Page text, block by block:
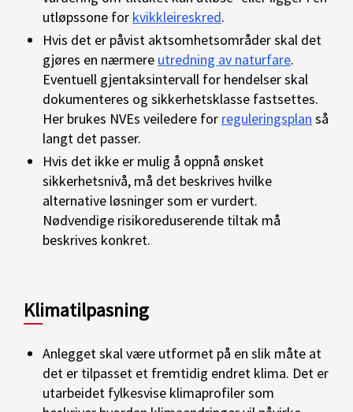
utløpssone for kvikkleireskred.
Hvis det er påvist aktsomhetsområder skal det
gjøres en nærmere utredning av naturfare.
Eventuell gjentaksintervall for hendelserskal
dokumenteres og sikkerhetsklasse fastsettes.
Her brukes NVEs veiledere for reguleringsplan så
langt det passer.
Hvis det ikke er mulig å oppnå ønsket
sikkerhetsnivå, må det beskrives hvilke
alternative løsninger som er vurdert.
Nødvendige risikoreduserende tiltak må
beskrives konkret.
Klimatilpasning
Anlegget skal være utformet på en slik måte at
det er tilpasset et fremtidig endret klima. Det er
utarbeidet fylkesvise klimaprofiler som